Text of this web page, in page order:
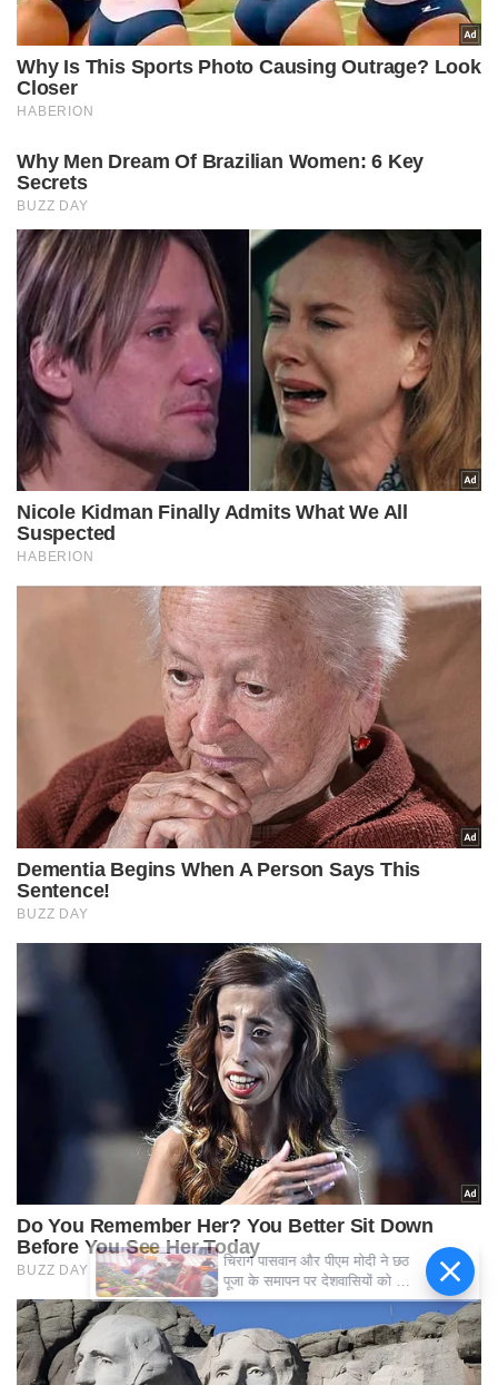
चिराग पासवान और पीएम मोदी ने छठ
पूजा के समापन पर देशवासियों को दी
शुभकामनाएं, छठी मैया से देश की